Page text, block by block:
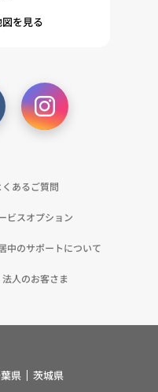
き、提携事業者等
本ポリシーへの同
した個人関連情報
いる個人情報を突
問い合わせ対応お
の第三者への提
お客様およびオー
に提供いたしませ
の推進のために特
様の同意を得るこ
を見る
くあるご質問
ビスオプション
中のサポートについて
法人のお客さま
県 茨城県